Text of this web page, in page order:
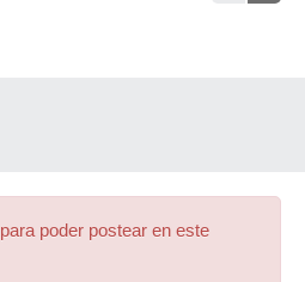
para poder postear en este